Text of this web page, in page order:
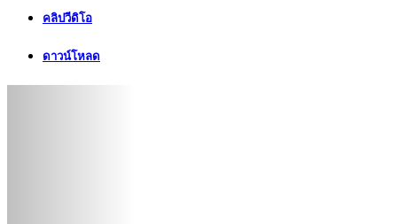
คลิปวีดิโอ
ดาวน์โหลด